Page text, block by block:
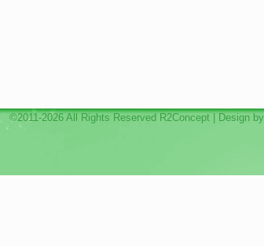
©2011-2026 All Rights Reserved R2Concept | Design by